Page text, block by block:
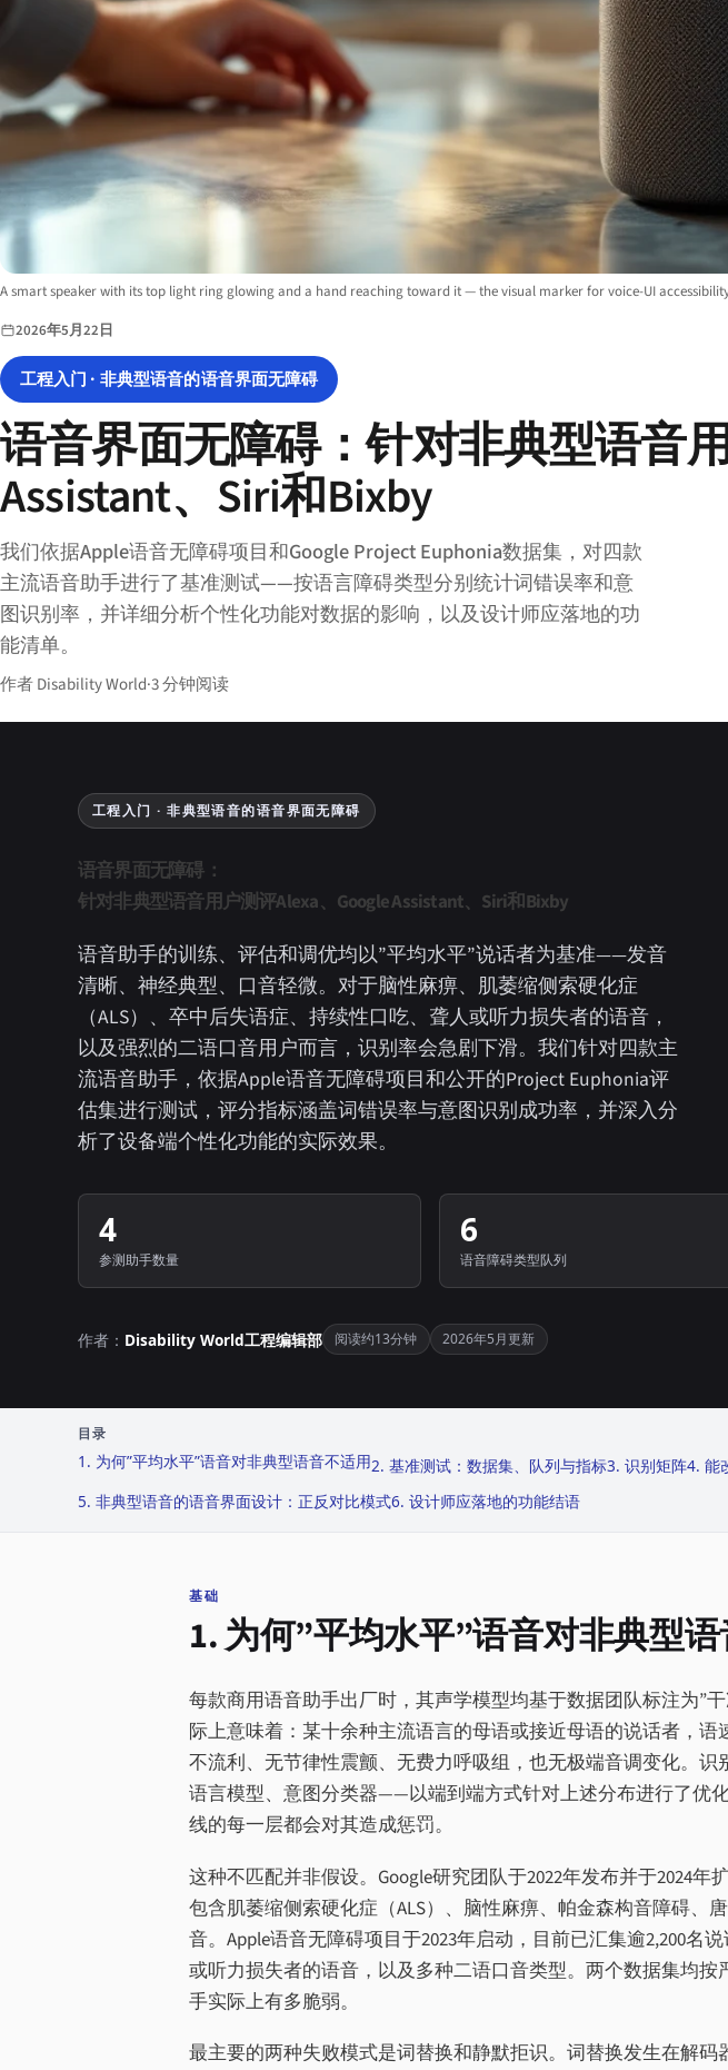
Image description:
A smart speaker with its top light ring glowing and a hand reaching toward it — the visual marker for voice-UI
2026年5月22日
工程入门 · 非典型语音的语音界面无障碍
语音界面无障碍：针对非典型语音
Assistant、Siri和Bixby
我们依据Apple语音无障碍项目和Google Project Euphonia数据集，对四款
主流语音助手进行了基准测试——按语言障碍类型分别统计词错误率和意
图识别率，并详细分析个性化功能对数据的影响，以及设计师应落地的功
能清单。
作者 Disability World·3 分钟阅读
工程入门 · 非典型语音的语音界面无障碍
语音界面无障碍：
针对非典型语音用户测评Alexa、Google Assistant、Siri和Bixby
语音助手的训练、评估和调优均以”平均水平”说话者为基准——发音
清晰、神经典型、口音轻微。对于脑性麻痹、肌萎缩侧索硬化症
（ALS）、卒中后失语症、持续性口吃、聋人或听力损失者的语音，
以及强烈的二语口音用户而言，识别率会急剧下滑。我们针对四款主
流语音助手，依据Apple语音无障碍项目和公开的Project Euphonia评
估集进行测试，评分指标涵盖词错误率与意图识别成功率，并深入分
析了设备端个性化功能的实际效果。
4
参测助手数量
6
语音障碍类型队列
作者： Disability World工程编辑部 阅读约13分钟 2026年5月更新
目录
1. 为何”平均水平”语音对非典型语音不适用2. 基准测试：数据集、队列与指标3. 识别矩阵4. 能
5. 非典型语音的语音界面设计：正反对比模式6. 设计师应落地的功能结语
基础
1. 为何”平均水平”语音对非典型
每款商用语音助手出厂时，其声学模型均基于数据团队标注为”
际上意味着：某十余种主流语言的母语或接近母语的说话者，语
不流利、无节律性震颤、无费力呼吸组，也无极端音调变化。识
语言模型、意图分类器——以端到端方式针对上述分布进行了优
线的每一层都会对其造成惩罚。
这种不匹配并非假设。Google研究团队于2022年发布并于2024年
包含肌萎缩侧索硬化症（ALS）、脑性麻痹、帕金森构音障碍、
音。Apple语音无障碍项目于2023年启动，目前已汇集逾2,200名
或听力损失者的语音，以及多种二语口音类型。两个数据集均
手实际上有多脆弱。
最主要的两种失败模式是词替换和静默拒识。词替换发生在解